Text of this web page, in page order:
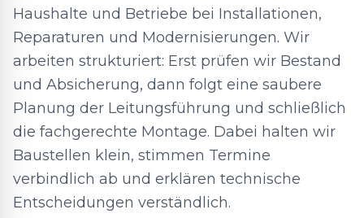
Haushalte und Betriebe bei Installationen,
Reparaturen und Modernisierungen. Wir
arbeiten strukturiert: Erst prüfen wir Bestand
und Absicherung, dann folgt eine saubere
Planung der Leitungsführung und schließlich
die fachgerechte Montage. Dabei halten wir
Baustellen klein, stimmen Termine
verbindlich ab und erklären technische
Entscheidungen verständlich.